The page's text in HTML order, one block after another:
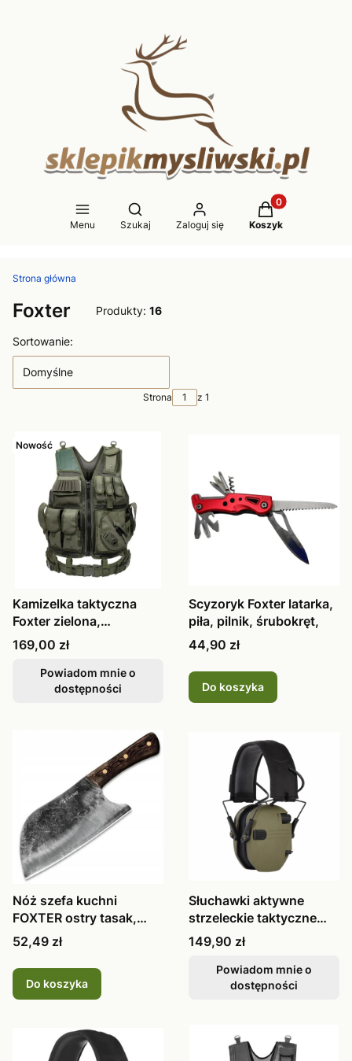
Menu
Otwórz wyszukiwarkę
Szukaj Zaloguj się
Produkty w
Koszyk
Strona główna
Foxter Produkty: 16
Lista produktów
Sortowanie:
Domyślne
Strona z 1
Nowość
Kamizelka taktyczna
Foxter zielona,
oliwkowa, wojs
Cena
169,00 zł
Powiadom mnie o
dostępności
Scyzoryk Foxter latarka,
piła, pilnik, śrubokręt,
Cena
44,90 zł
Do koszyka
Nóż szefa kuchni
FOXTER ostry tasak,
kuchenny, jap
Cena
52,49 zł
Do koszyka
Słuchawki aktywne
strzeleckie taktyczne
zielone, n
Cena
149,90 zł
Powiadom mnie o
dostępności